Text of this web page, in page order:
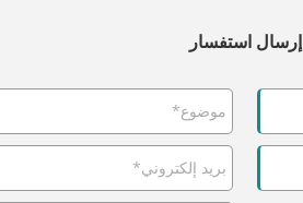
إرسال استفسار